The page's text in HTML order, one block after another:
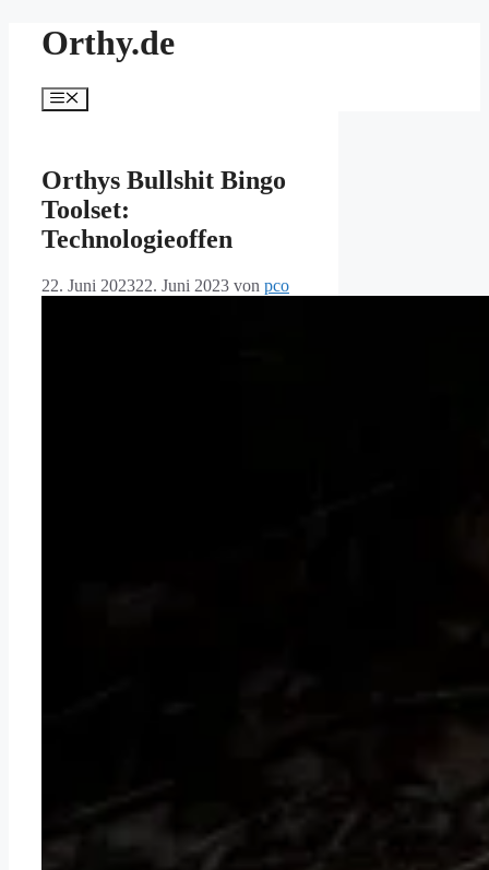
InhaltOrthy.de
Menü
Orthys Bullshit Bingo
Toolset:
Technologieoffen
22. Juni 202322. Juni 2023 von pco